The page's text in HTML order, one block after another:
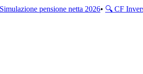
Simulazione pensione netta 2026• 🔍 CF